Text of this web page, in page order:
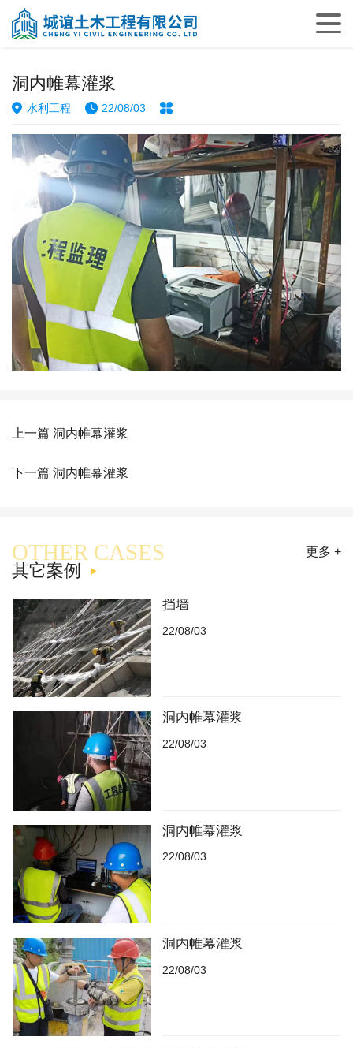
洞内帷幕灌浆
水利工程 22/08/03
上一篇 洞内帷幕灌浆
下一篇 洞内帷幕灌浆
OTHER CASES
其它案例
更多 +
挡墙
22/08/03
洞内帷幕灌浆
22/08/03
洞内帷幕灌浆
22/08/03
洞内帷幕灌浆
22/08/03